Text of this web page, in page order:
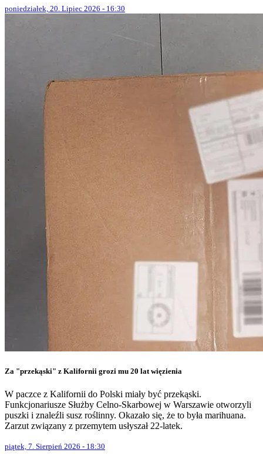
poniedziałek, 20. Lipiec 2026 - 16:30
Za "przekąski" z Kalifornii grozi mu 20 lat więzienia
W paczce z Kalifornii do Polski miały być przekąski.
Funkcjonariusze Służby Celno-Skarbowej w Warszawie otworzyli
puszki i znaleźli susz roślinny. Okazało się, że to była marihuana.
Zarzut związany z przemytem usłyszał 22-latek.
piątek, 7. Sierpień 2026 - 18:30